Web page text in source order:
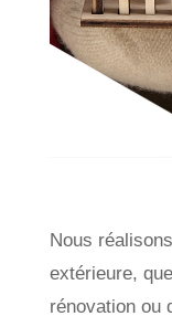
Nous
extérieure,
rénovation ou